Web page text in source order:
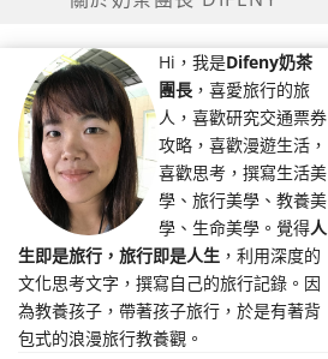
Hi，我是Difeny奶茶
團長 ，喜愛旅行的旅
人，喜歡研究交通票券
攻略，喜歡漫遊生活，
喜歡思考，撰寫生活美
學、旅行美學、教養美
學、生命美學。覺得人
生即是旅行，旅行即是人生 ，利用深度的
文化思考文字，撰寫自己的旅行記錄。因
為教養孩子，帶著孩子旅行，於是有著背
包式的浪漫旅行教養觀。